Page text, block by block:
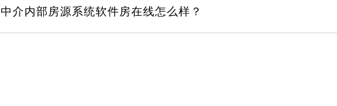
中介内部房源系统软件房在线怎么样？